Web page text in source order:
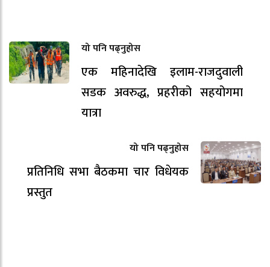
यो पनि पढ्नुहोस
एक महिनादेखि इलाम-राजदुवाली
सडक अवरुद्ध, प्रहरीको सहयोगमा
यात्रा
यो पनि पढ्नुहोस
प्रतिनिधि सभा बैठकमा चार विधेयक
प्रस्तुत